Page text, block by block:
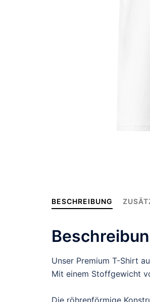
BESCHREIBUNG
Unser Premium T-Shirt
Mit einem Stoffgewicht